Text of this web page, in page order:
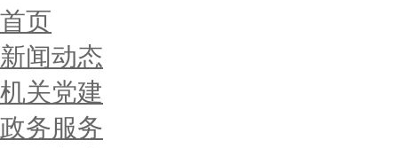
首页
新闻动态
机关党建
政务服务